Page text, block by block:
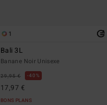
1
Bali 3L
Banane Noir Unisexe
29,95 € 40%
17,97 €
BONS PLANS